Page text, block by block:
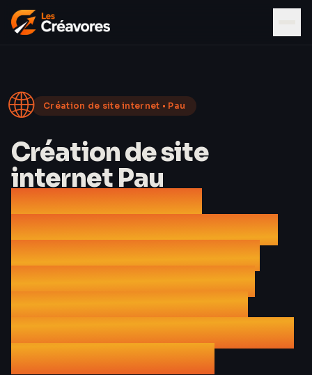
🌐 Création de site internet • Pau
Création de site
internet Pau
Agence web du
Château royal d’Henri
IV, du Boulevard des
Pyrénées, de Safran
Helicopter Engines
Bordes et de la Section
Paloise en Béarn